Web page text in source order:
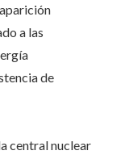
a las
de
central nuclear